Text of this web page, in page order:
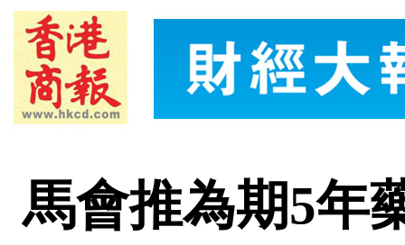
馬會推為期5年